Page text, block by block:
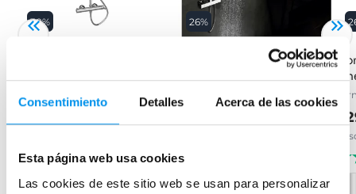
Consentimiento Detalles Acerca de las cookies
Esta página web usa cookies
Las cookies de este sitio web se usan para personalizar
30%
Monomando acabados PVD
(1)
26%
Conjunto de ducha Imex
Termostatica